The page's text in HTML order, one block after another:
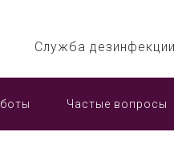
Служба
Частые вопросы